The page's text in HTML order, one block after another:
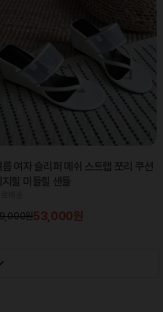
름 여자 슬리퍼 메쉬 스트랩 쪼리 쿠션
지힐 미들힐 샌들
원53,000원